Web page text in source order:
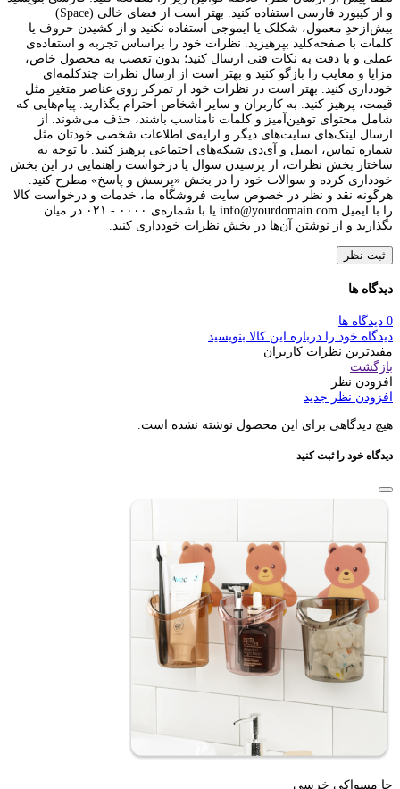
و از کیبورد فارسی استفاده کنید. بهتر است از فضای خالی (Space)
بیش‌از‌حدِ معمول، شکلک یا ایموجی استفاده نکنید و از کشیدن حروف یا
کلمات با صفحه‌کلید بپرهیزید. نظرات خود را براساس تجربه و استفاده‌ی
عملی و با دقت به نکات فنی ارسال کنید؛ بدون تعصب به محصول خاص،
مزایا و معایب را بازگو کنید و بهتر است از ارسال نظرات چندکلمه‌‌ای
خودداری کنید. بهتر است در نظرات خود از تمرکز روی عناصر متغیر مثل
قیمت، پرهیز کنید. به کاربران و سایر اشخاص احترام بگذارید. پیام‌هایی که
شامل محتوای توهین‌آمیز و کلمات نامناسب باشند، حذف می‌شوند. از
ارسال لینک‌های سایت‌های دیگر و ارایه‌ی اطلاعات شخصی خودتان مثل
شماره تماس، ایمیل و آی‌دی شبکه‌های اجتماعی پرهیز کنید. با توجه به
ساختار بخش نظرات، از پرسیدن سوال یا درخواست راهنمایی در این بخش
خودداری کرده و سوالات خود را در بخش «پرسش و پاسخ» مطرح کنید.
هرگونه نقد و نظر در خصوص سایت فروشگاه ما، خدمات و درخواست کالا
را با ایمیل info@yourdomain.com یا با شماره‌ی ۰۰۰۰ - ۰۲۱ در میان
بگذارید و از نوشتن آن‌ها در بخش نظرات خودداری کنید.
ثبت نظر
دیدگاه ها
0 دیدگاه ها
دیدگاه خود را درباره این کالا بنویسید
مفیدترین نظرات کاربران
بازگشت
افزودن نظر
افزودن نظر جدید
هیچ دیدگاهی برای این محصول نوشته نشده است.
دیدگاه خود را ثبت کنید
جا مسواکی خرسی